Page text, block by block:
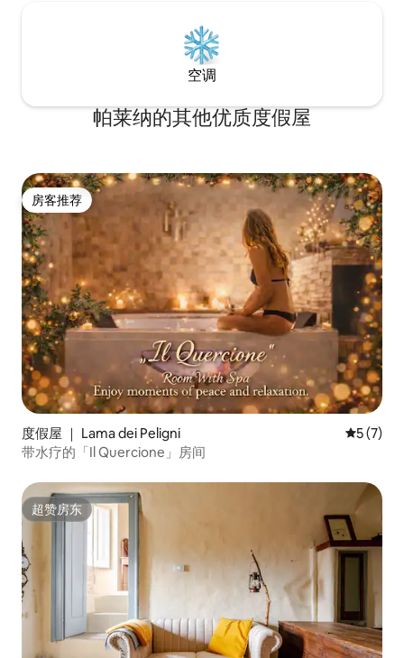
空调
帕莱纳的其他优质度假屋
房客推荐
房客推荐
度假屋 ｜ Lama dei Peligni 平均评分
5 (7)
带水疗的「Il Quercione」房间
超赞房东
超赞房东